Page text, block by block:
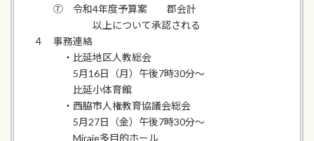
⑦ 令和4年度予算案 郡会計
以上について承認される
４ 事務連絡
・比延地区人教総会
5月16日（月）午後7時30分～
比延小体育館
・西脇市人権教育協議会総会
5月27日（金）午後7時30分～
Miraie多目的ホール